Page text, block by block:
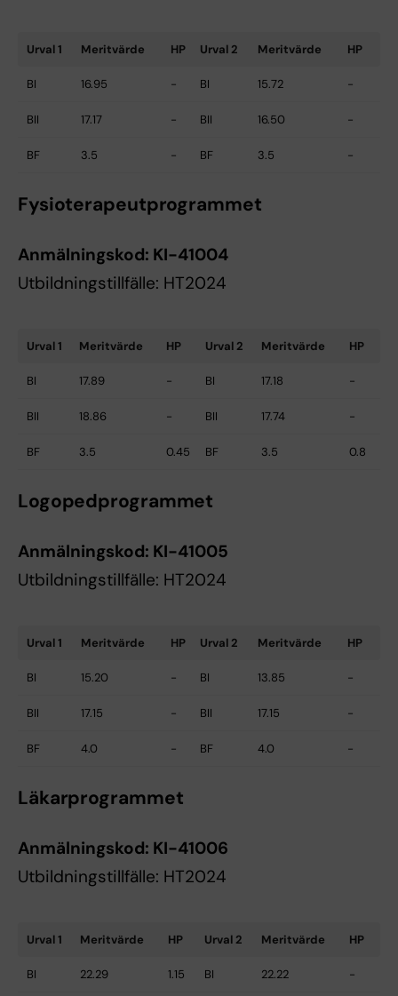
Urval 1 Meritvärde HP Urval 2 Meritvärde HP
BI 16.95 - BI 15.72 -
BII 17.17 - BII 16.50 -
BF 3.5 - BF 3.5 -
Fysioterapeutprogrammet
Anmälningskod: KI-41004
Utbildningstillfälle: HT2024
Urval 1 Meritvärde HP Urval 2 Meritvärde HP
BI 17.89 - BI 17.18 -
BII 18.86 - BII 17.74 -
BF 3.5 0.45 BF 3.5 0.8
Logopedprogrammet
Anmälningskod: KI-41005
Utbildningstillfälle: HT2024
Urval 1 Meritvärde HP Urval 2 Meritvärde HP
BI 15.20 - BI 13.85 -
BII 17.15 - BII 17.15 -
BF 4.0 - BF 4.0 -
Läkarprogrammet
Anmälningskod: KI-41006
Utbildningstillfälle: HT2024
Urval 1 Meritvärde HP Urval 2 Meritvärde HP
BI 22.29 1.15 BI 22.22 -